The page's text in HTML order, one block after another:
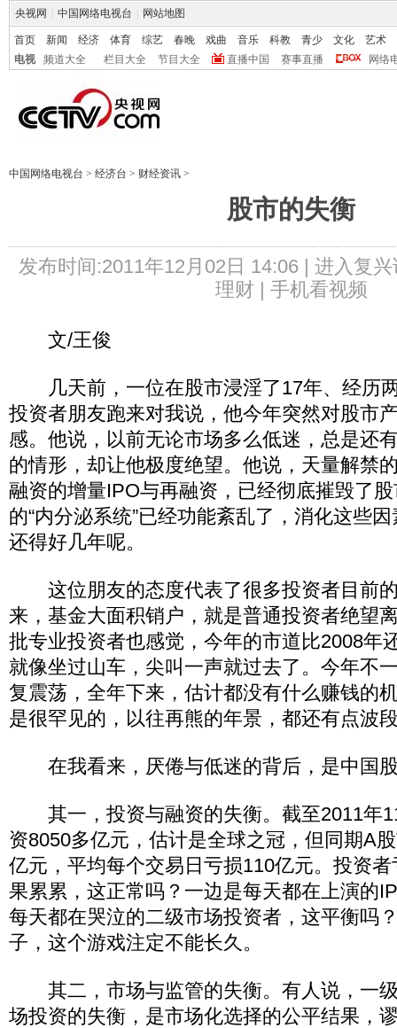
央视网 中国网络电视台 网站地图
首页 新闻 经济 体育 综艺 春晚 戏曲 音乐 科教 青少 文化
艺术
电视
频道大全 栏目大全 节目大全 直播中国 赛事直播 网络
中国网络电视台 > 经济台 > 财经资讯 >
股市的失衡
发布时间:2011年12月02日 14:06 | 进入复兴
理财 | 手机看视频
文/王俊
几天前，一位在股市浸淫了17年、经历
投资者朋友跑来对我说，他今年突然对股市
感。他说，以前无论市场多么低迷，总是还
的情形，却让他极度绝望。他说，天量解禁
融资的增量IPO与再融资，已经彻底摧毁了
的“内分泌系统”已经功能紊乱了，消化这些
还得好几年呢。
这位朋友的态度代表了很多投资者目前
来，基金大面积销户，就是普通投资者绝望
批专业投资者也感觉，今年的市道比2008年
就像坐过山车，尖叫一声就过去了。今年不
复震荡，全年下来，估计都没有什么赚钱的
是很罕见的，以往再熊的年景，都还有点波
在我看来，厌倦与低迷的背后，是中国
其一，投资与融资的失衡。截至2011年
资8050多亿元，估计是全球之冠，但同期A
亿元，平均每个交易日亏损110亿元。投资
果累累，这正常吗？一边是每天都在上演的
每天都在哭泣的二级市场投资者，这平衡吗
子，这个游戏注定不能长久。
其二，市场与监管的失衡。有人说，一
场投资的失衡，是市场化选择的公平结果，